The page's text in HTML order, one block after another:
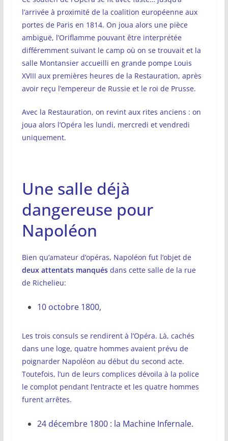
l’arrivée à proximité de la coalition européenne aux
portes de Paris en 1814. On joua alors une pièce
ambiguë, l’Oriflamme pouvant être interprétée
différemment suivant le camp où on se trouvait et la
salle Montansier accueilli en grande pompe Louis
XVIII aux premières heures de la Restauration, après
avoir reçu l’empereur de Russie et le roi de Prusse.
Avec la Restauration, on revint aux rites anciens : on
joua alors l’Opéra les lundi, mercredi et vendredi
uniquement.
Une salle déjà
dangereuse pour
Napoléon
Bien qu’amateur d’opéras, Napoléon fut l’objet de
deux attentats manquésdans cette salle de la rue
de Richelieu:
10 octobre 1800,
Les trois consuls se rendirent à l’Opéra. Là, cachés
dans une loge, quatre hommes avaient prévu de
poignarder Napoléon au début du second acte.
Toutefois, l’un de leurs complices dévoila à la police
le complot pendant l’entracte et les quatre hommes
furent arrêtes.
24 décembre 1800 : la Machine Infernale.